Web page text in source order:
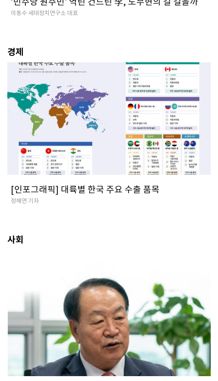
이동수 세대정치연구소 대표
경제
[인포그래픽] 대륙별 한국 주요 수출 품목
정혜연 기자
사회